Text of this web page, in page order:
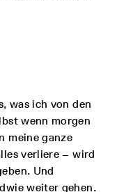
was ich von den
wenn morgen
meine ganze
verliere – wird
Und
weiter gehen.